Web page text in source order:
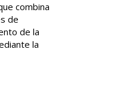
combina
de
de la
la